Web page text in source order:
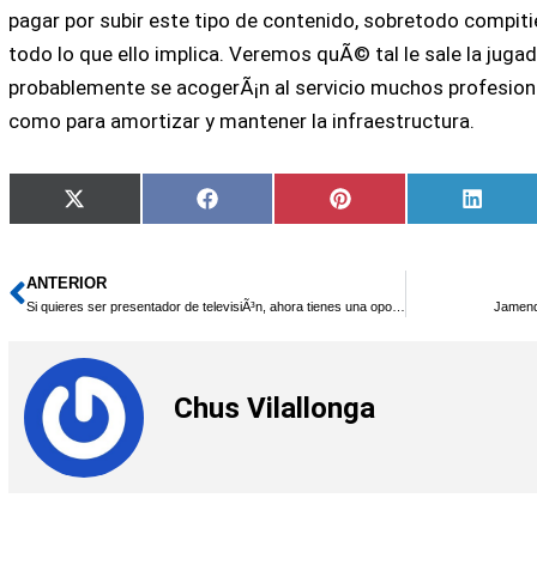
pagar por subir este tipo de contenido, sobretodo
todo lo que ello implica. Veremos quÃ© tal le sale la
probablemente se acogerÃ¡n al servicio muchos
como para amortizar y mantener la infraestructura.
Compartir
en
X
(Twitter)
Compartir
en
Facebook
Compartir
en
Pinterest
en
Ant
ANTERIOR
Si quieres ser presentador de televisiÃ³n, ahora tienes una oportunidad en la red
Chus Vilallonga